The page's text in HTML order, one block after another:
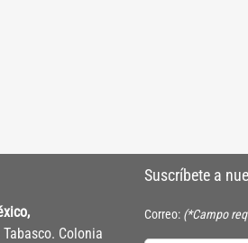
Colonia
Suscríbete a
Correo: (*Campo